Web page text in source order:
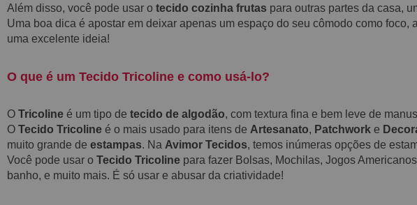
Além disso, você pode usar o tecido cozinha frutas para outras partes da casa,
Uma boa dica é apostar em deixar apenas um espaço do seu cômodo como foco,
uma excelente ideia!
O que é um Tecido Tricoline e como usá-lo?
O Tricoline é um tipo de tecido de algodão, com textura fina e bem leve de
O Tecido Tricoline é o mais usado para itens de Artesanato, Patchwork e
muito grande de estampas. Na Avimor Tecidos, temos inúmeras opções de
Você pode usar o Tecido Tricoline para fazer Bolsas, Mochilas, Jogos
banho, e muito mais. É só usar e abusar da criatividade!